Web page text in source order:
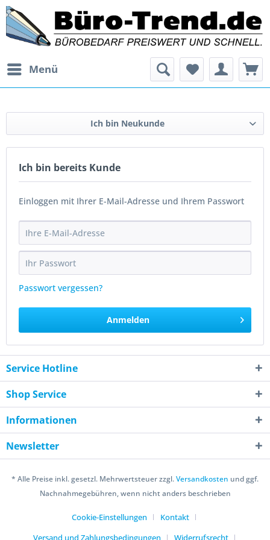
Menü
Ich bin Neukunde
Ich bin bereits Kunde
Einloggen mit Ihrer E-Mail-Adresse und Ihrem Passwort
Passwort vergessen?
Anmelden
Service Hotline
Shop Service
Informationen
Newsletter
* Alle Preise inkl. gesetzl. Mehrwertsteuer zzgl.Versandkosten und ggf.
Nachnahmegebühren, wenn nicht anders beschrieben
Cookie-Einstellungen
Kontakt
Versand und Zahlungsbedingungen
Widerrufsrecht